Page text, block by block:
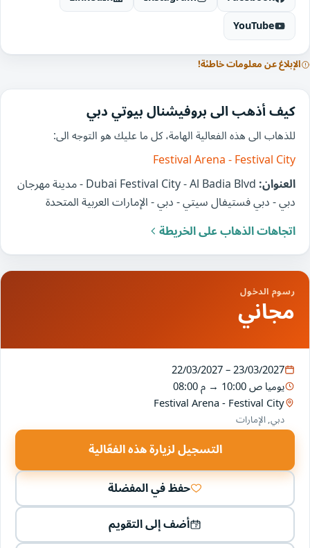
YouTube
الإبلاغ عن معلومات خاطئة!
كيف أذهب الى بروفيشنال بيوتي دبي
للذهاب الى هذه الفعالية الهامة، كل ما عليك هو التوجه الى:
Festival Arena - Festival City
العنوان:
Dubai Festival City - Al Badia Blvd - مدينة مهرجان
دبي - دبي فستيفال سيتي - دبي - الإمارات العربية المتحدة
اتجاهات الذهاب على الخريطة
رسوم الدخول
مجاني
22/03/2027 – 23/03/2027
يوميا10:00 ص →08:00 م
Festival Arena - Festival City
دبي, الإمارات
التسجيل لزيارة هذه الفعّالية
حفظ في المفضلة
أضف إلى التقويم